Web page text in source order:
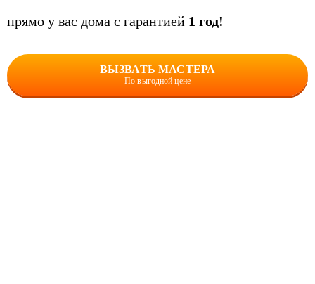
прямо у вас дома с гарантией 1 год!
ВЫЗВАТЬ МАСТЕРА
По выгодной цене